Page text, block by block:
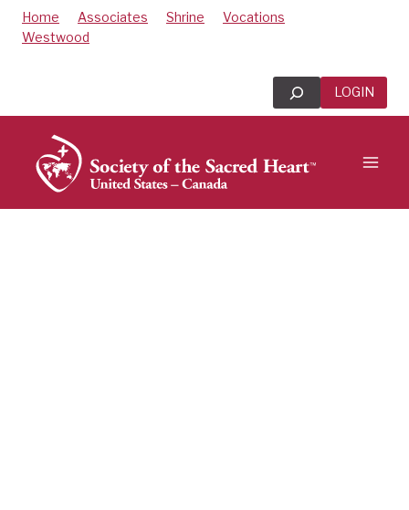
SkipHome Associates Shrine
Vocations
Westwood
Search LOGIN